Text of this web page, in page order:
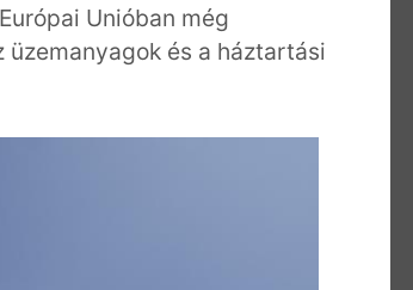
Unióban még
és a háztartási